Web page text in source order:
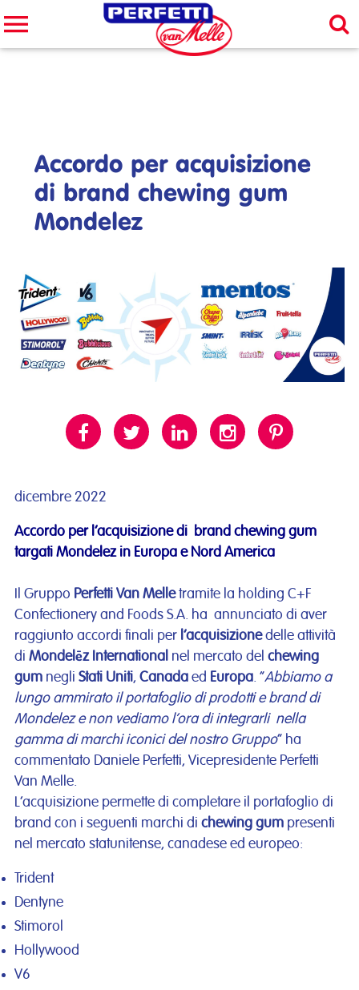
Cerca nel sito
Accordo per acquisizione
di brand chewing gum
Mondelez
dicembre 2022
Accordo per l’acquisizione di brand chewing gum
targati Mondelez in Europa e Nord America
Il Gruppo Perfetti Van Melletramite la holding C+F
Confectionery and Foods S.A. ha annunciato di aver
raggiunto accordi finali per l’acquisizionedelle attività
di Mondelēz Internationalnel mercato del chewing
gumnegli Stati Uniti, Canadaed Europa. “Abbiamo a
lungo ammirato il portafoglio di prodotti e brand di
Mondelez e non vediamo l’ora di integrarli nella
gamma di marchi iconici del nostro Gruppo” ha
commentato Daniele Perfetti, Vicepresidente Perfetti
Van Melle.
L’acquisizione permette di completare il portafoglio di
brand con i seguenti marchi di chewing gumpresenti
nel mercato statunitense, canadese ed europeo:
Trident
Dentyne
Stimorol
Hollywood
V6